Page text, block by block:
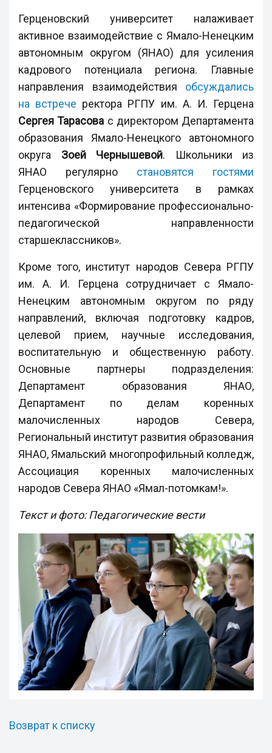
Герценовский университет налаживает
активное взаимодействие с Ямало-Ненецким
автономным округом (ЯНАО) для усиления
кадрового потенциала региона. Главные
направления взаимодействия обсуждались
на встрече ректора РГПУ им. А. И. Герцена
Сергея Тарасова с директором Департамента
образования Ямало-Ненецкого автономного
округа Зоей Чернышевой. Школьники из
ЯНАО регулярно становятся гостями
Герценовского университета в рамках
интенсива «Формирование профессионально-
педагогической направленности
старшеклассников».
Кроме того, институт народов Севера РГПУ
им. А. И. Герцена сотрудничает с Ямало-
Ненецким автономным округом по ряду
направлений, включая подготовку кадров,
целевой прием, научные исследования,
воспитательную и общественную работу.
Основные партнеры подразделения:
Департамент образования ЯНАО,
Департамент по делам коренных
малочисленных народов Севера,
Региональный институт развития образования
ЯНАО, Ямальский многопрофильный колледж,
Ассоциация коренных малочисленных
народов Севера ЯНАО «Ямал-потомкам!».
Текст и фото: Педагогические вести
Возврат к списку